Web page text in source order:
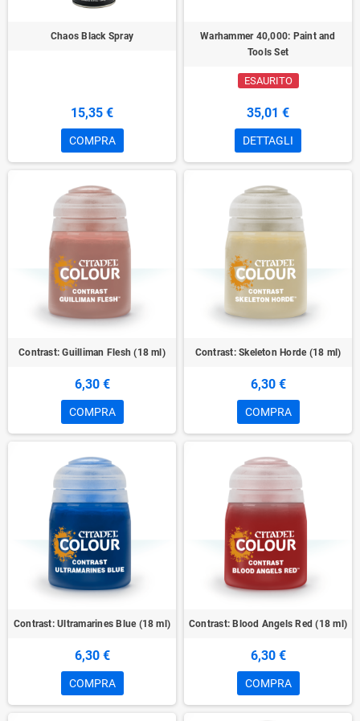
Chaos Black Spray
15,35 €
COMPRA
Warhammer 40,000: Paint and
Tools Set
ESAURITO
35,01 €
DETTAGLI
Contrast: Guilliman Flesh (18 ml)
6,30 €
COMPRA
Contrast: Skeleton Horde (18 ml)
6,30 €
COMPRA
Contrast: Ultramarines Blue (18 ml)
6,30 €
COMPRA
Contrast: Blood Angels Red (18 ml)
6,30 €
COMPRA